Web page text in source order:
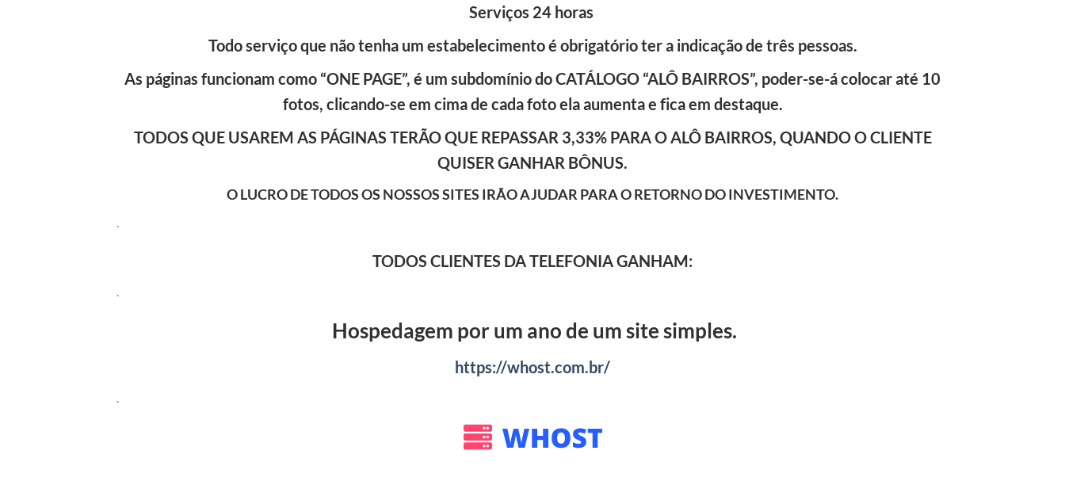
Serviços 24 horas
Todo serviço que não tenha um estabelecimento é obrigatório ter a indicação de três pessoas.
As páginas funcionam como “ONE PAGE”, é um subdomínio do CATÁLOGO “ALÔ BAIRROS”, poder-se-á colocar até 10
fotos, clicando-se em cima de cada foto ela aumenta e fica em destaque.
TODOS QUE USAREM AS PÁGINAS TERÃO QUE REPASSAR 3,33% PARA O ALÔ BAIRROS, QUANDO O CLIENTE
QUISER GANHAR BÔNUS.
O LUCRO DE TODOS OS NOSSOS SITES IRÃO AJUDAR PARA O RETORNO DO INVESTIMENTO.
TODOS CLIENTES DA TELEFONIA GANHAM:
.
Hospedagem por um ano de um site simples.
https://whost.com.br/
.